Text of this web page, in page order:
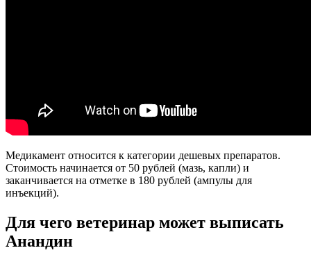
Медикамент относится к категории дешевых препаратов.
Стоимость начинается от 50 рублей (мазь, капли) и
заканчивается на отметке в 180 рублей (ампулы для
инъекций).
Для чего ветеринар может выписать
Анандин